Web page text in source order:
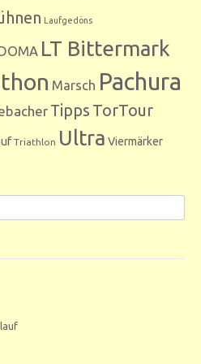
Laufgedöns
LT Bittermark
Marsch Pachura
Tipps TorTour
Triathlon Ultra Viermärker